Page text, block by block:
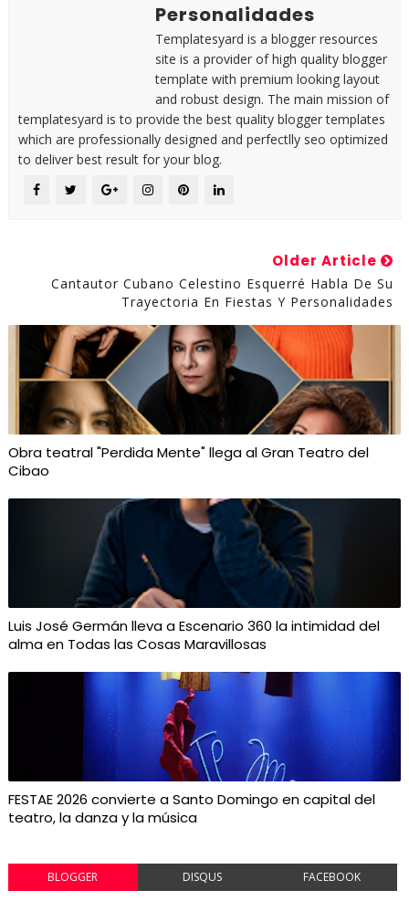
Personalidades
Templatesyard is a blogger resources
site is a provider of high quality blogger
template with premium looking layout
and robust design. The main mission of
templatesyard is to provide the best quality blogger templates
which are professionally designed and perfectlly seo optimized
to deliver best result for your blog.
Older Article
Cantautor Cubano Celestino Esquerré Habla De Su
Trayectoria En Fiestas Y Personalidades
Obra teatral "Perdida Mente" llega al Gran Teatro del
Cibao
Luis José Germán lleva a Escenario 360 la intimidad del
alma en Todas las Cosas Maravillosas
FESTAE 2026 convierte a Santo Domingo en capital del
teatro, la danza y la música
BLOGGER DISQUS FACEBOOK